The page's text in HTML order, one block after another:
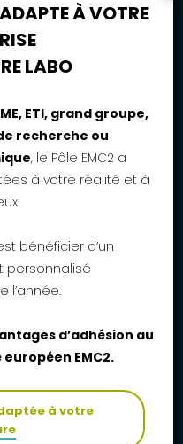
| 8h30-17h
12h
À VOTRE
LABO
ETI, grand groupe,
recherche ou
, le Pôle EMC2 a
à votre réalité et à
bénéficier d’un
l’année.
d’adhésion au
EMC2.
à votre